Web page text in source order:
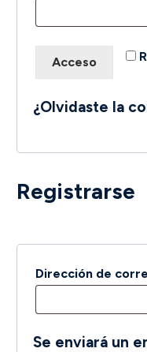
Acceso
¿Olvidaste la
Registrarse
Dirección de
Se enviará un